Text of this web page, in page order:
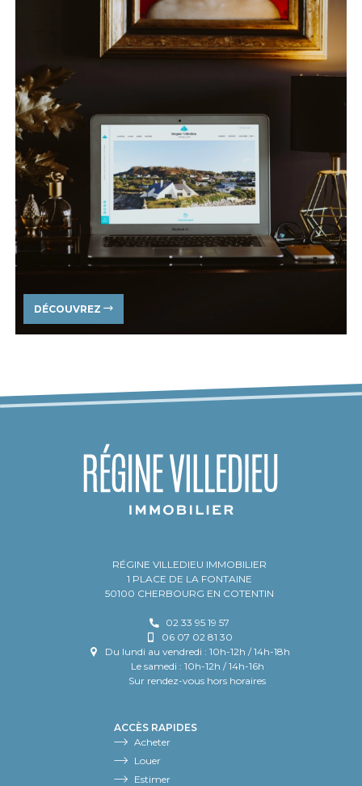
DÉCOUVREZ
RÉGINE VILLEDIEU IMMOBILIER
1 PLACE DE LA FONTAINE
50100 CHERBOURG EN COTENTIN
02 33 95 19 57
06 07 02 81 30
Du lundi au vendredi : 10h-12h / 14h-18h
Le samedi : 10h-12h / 14h-16h
Sur rendez-vous hors horaires
ACCÈS RAPIDES
Acheter
Louer
Estimer